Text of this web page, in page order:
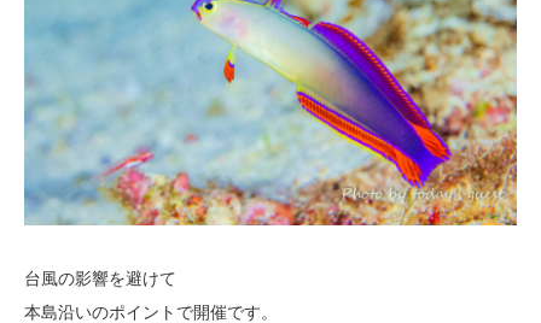
台風の影響を避けて
本島沿いのポイントで開催です。